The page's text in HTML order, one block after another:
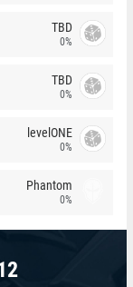
TBD
0%
TBD
0%
levelONE
0%
Phantom
0%